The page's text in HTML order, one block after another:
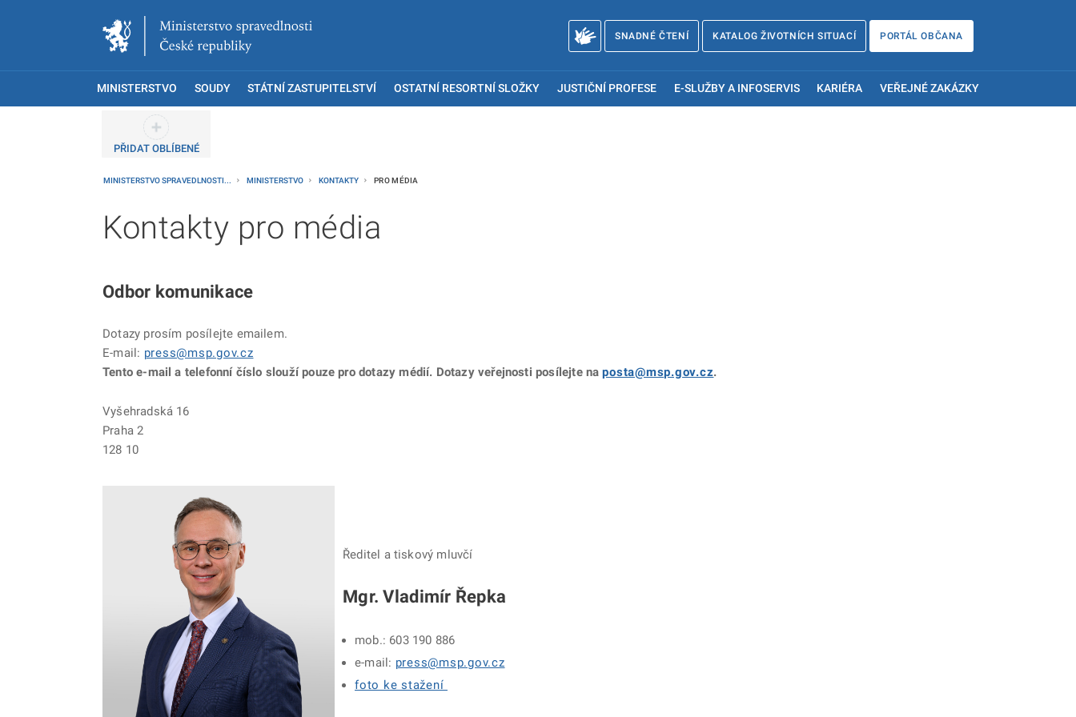
SNADNÉ ČTENÍ KATALOG ŽIVOTNÍCH SITUACÍ PORTÁL OBČANA
MINISTERSTVO SOUDY STÁTNÍ ZASTUPITELSTVÍ OSTATNÍ RESORTNÍ SLOŽKY JUSTIČNÍ PROFESE E-SLUŽBY A INFOSERVIS KARIÉRA VEŘEJNÉ ZAKÁZKY
PŘIDAT OBLÍBENÉ
MINISTERSTVO SPRAVEDLNOSTI... MINISTERSTVO KONTAKTY PRO MÉDIA
Kontakty pro média
Odbor komunikace
Dotazy prosím posílejte emailem.
E-mail: press@msp.gov.cz
Tento e-mail a telefonní číslo slouží pouze pro dotazy médií. Dotazy veřejnosti posílejte naposta@msp.gov.cz.
Vyšehradská 16
Praha 2
128 10
Ředitel a tiskový mluvčí
Mgr. Vladimír Řepka
mob.: 603 190 886
e-mail: press@msp.gov.cz
foto ke stažení